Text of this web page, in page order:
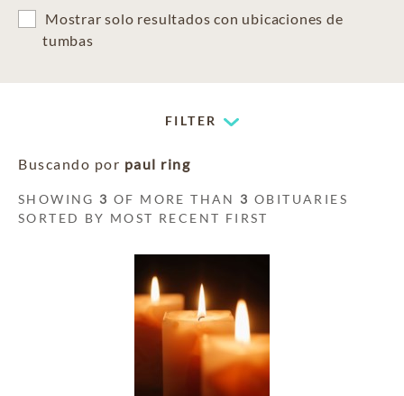
Mostrar solo resultados con ubicaciones de
tumbas
FILTER
Buscando por paul ring
SHOWING 3 OF MORE THAN 3 OBITUARIES
SORTED BY MOST RECENT FIRST